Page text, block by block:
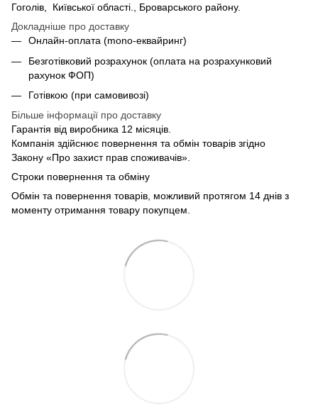
Гоголів, Київської області., Броварського району.
Докладніше про доставку
Онлайн-оплата (mono-еквайринг)
Безготівковий розрахунок (оплата на розрахунковий
рахунок ФОП)
Готівкою (при самовивозі)
Більше інформації про доставку
Гарантія від виробника 12 місяців.
Компанія здійснює повернення та обмін товарів згідно
Закону «Про захист прав споживачів».
Строки повернення та обміну
Обмін та повернення товарів, можливий протягом 14 днів з
моменту отримання товару покупцем.